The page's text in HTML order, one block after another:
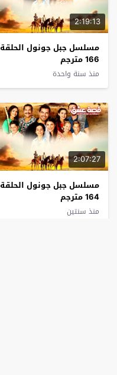
2:19:13
مسلسل جبل جونول الحلقة
166 مترجم
منذ سنة واحدة
2:07:27
مسلسل جبل جونول الحلقة
164 مترجم
منذ سنتين